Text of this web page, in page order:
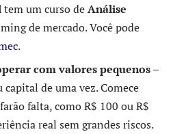
tem um curso deAnálise
de mercado. Você pode
.
com valores pequenos–
de uma vez. Comece
falta, como R$ 100 ou R$
real sem grandes riscos.